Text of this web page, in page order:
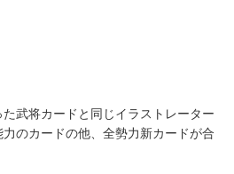
武将カードと同じイラストレーター
のカードの他、全勢力新カードが合